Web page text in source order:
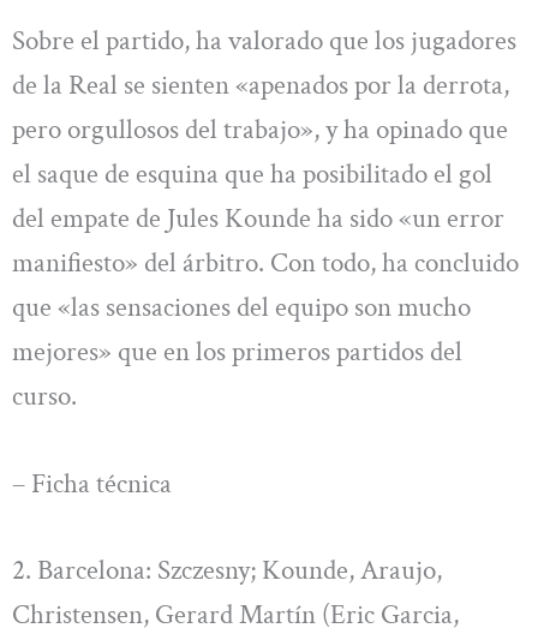
Sobre el partido, ha valorado que los jugadores
de la Real se sienten «apenados por la derrota,
pero orgullosos del trabajo», y ha opinado que
el saque de esquina que ha posibilitado el gol
del empate de Jules Kounde ha sido «un error
manifiesto» del árbitro. Con todo, ha concluido
que «las sensaciones del equipo son mucho
mejores» que en los primeros partidos del
curso.
– Ficha técnica
2. Barcelona: Szczesny; Kounde, Araujo,
Christensen, Gerard Martín (Eric Garcia,